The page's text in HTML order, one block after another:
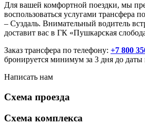
Для вашей комфортной поездки, мы
воспользоваться услугами трансфера
– Суздаль. Внимательный водитель
доставит вас в ГК «Пушкарская
Заказ трансфера по телефону: +7 800
бронируется минимум за 3 дня до
Написать нам
Схема проезда
Схема комплекса